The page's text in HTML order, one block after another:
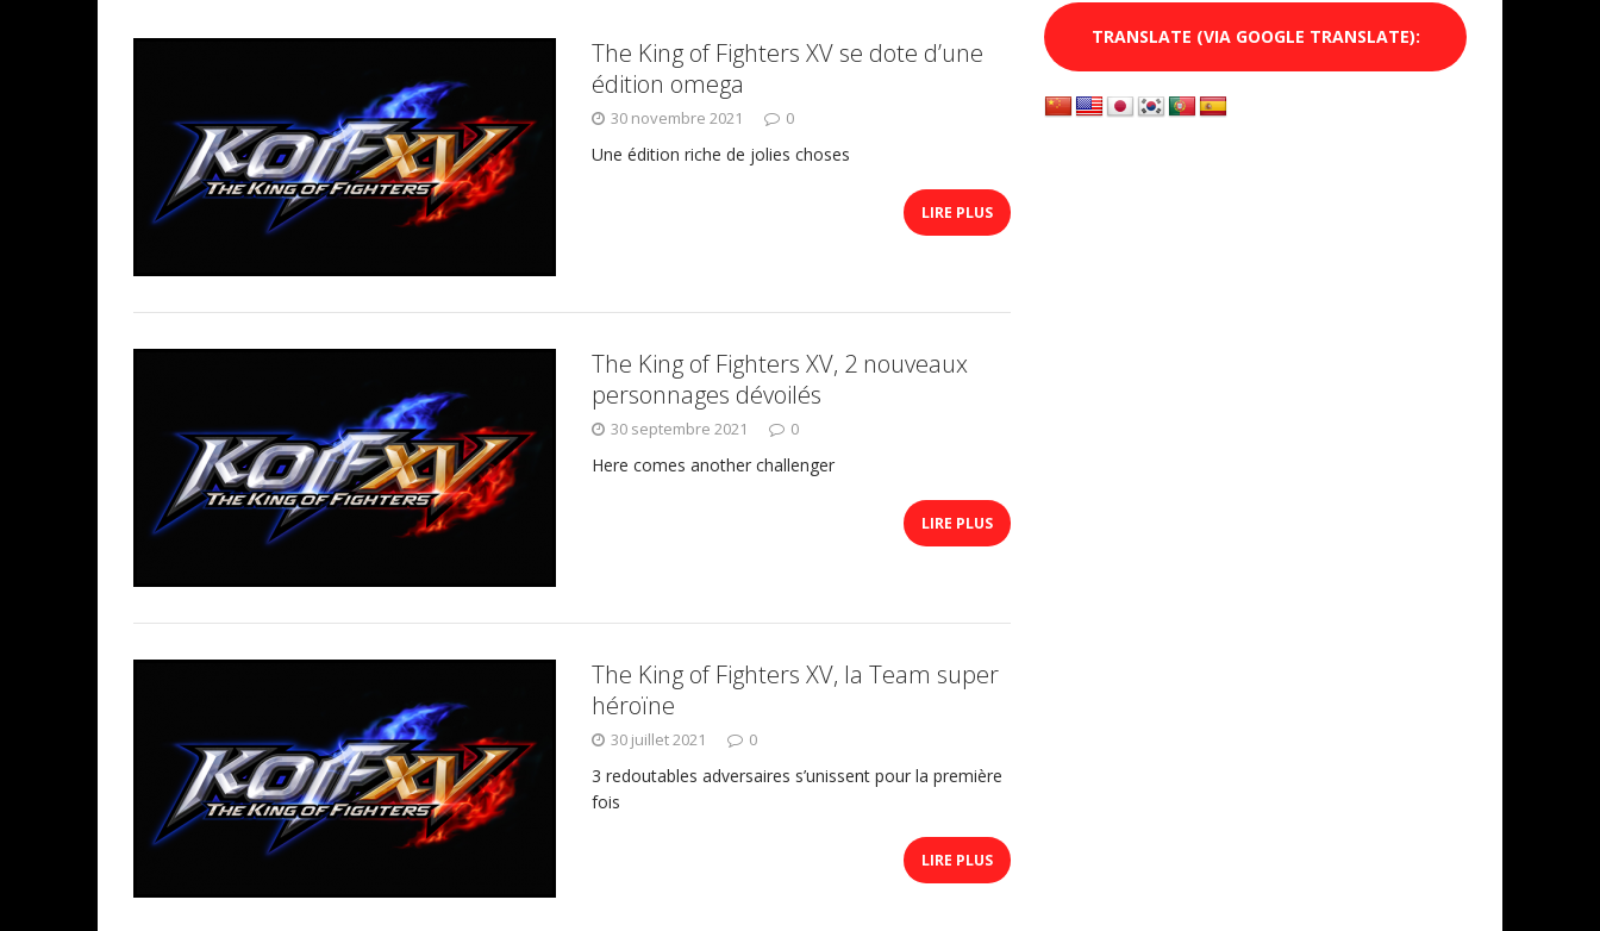
The King of Fighters XV se dote d’une
édition omega
30 novembre 2021 0
Une édition riche de jolies choses
LIRE PLUS
The King of Fighters XV, 2 nouveaux
personnages dévoilés
30 septembre 2021 0
Here comes another challenger
LIRE PLUS
The King of Fighters XV, la Team super
héroïne
30 juillet 2021 0
3 redoutables adversaires s’unissent pour la première
fois
LIRE PLUS
TRANSLATE (VIA GOOGLE TRANSLATE):